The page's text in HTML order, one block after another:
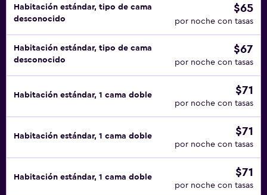
Habitación estándar, tipo de cama
desconocido
$65
por noche con tasas
Habitación estándar, tipo de cama
desconocido
$67
por noche con tasas
Habitación estándar, 1 cama doble $71
por noche con tasas
Habitación estándar, 1 cama doble $71
por noche con tasas
Habitación estándar, 1 cama doble $71
por noche con tasas